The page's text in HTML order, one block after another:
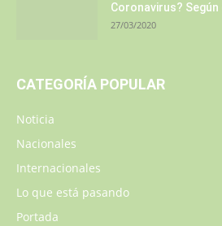
Coronavirus?
27/03/2020
CATEGORÍA POPULAR
Noticia
Nacionales
Internacionales
Lo que está pasando
Portada